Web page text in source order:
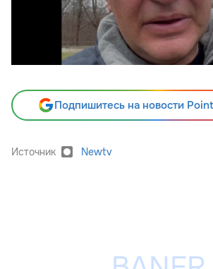
Подпишитесь на новости
Источник Newtv